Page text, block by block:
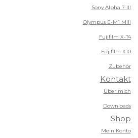
Sony Alpha 7 III
Olympus E-M1 MIII
Fujifilm X-T4
Fujifilm X10
Zubehör
Kontakt
Über mich
Downloads
Shop
Mein Konto